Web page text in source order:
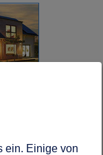
ein. Einige von